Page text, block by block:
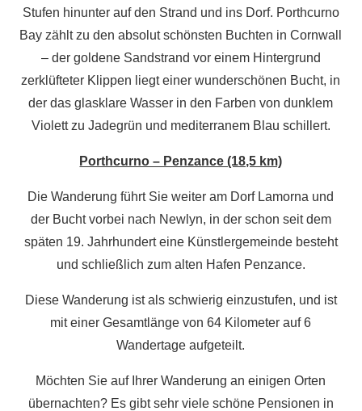
Stufen hinunter auf den Strand und ins Dorf. Porthcurno
Bay zählt zu den absolut schönsten Buchten in Cornwall
– der goldene Sandstrand vor einem Hintergrund
zerklüfteter Klippen liegt einer wunderschönen Bucht, in
der das glasklare Wasser in den Farben von dunklem
Violett zu Jadegrün und mediterranem Blau schillert.
Porthcurno – Penzance (18,5 km)
Die Wanderung führt Sie weiter am Dorf Lamorna und
der Bucht vorbei nach Newlyn, in der schon seit dem
späten 19. Jahrhundert eine Künstlergemeinde besteht
und schließlich zum alten Hafen Penzance.
Diese Wanderung ist als schwierig einzustufen, und ist
mit einer Gesamtlänge von 64 Kilometer auf 6
Wandertage aufgeteilt.
Möchten Sie auf Ihrer Wanderung an einigen Orten
übernachten? Es gibt sehr viele schöne Pensionen in